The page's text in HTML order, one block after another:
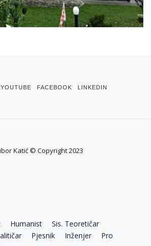
YOUTUBE FACEBOOK LINKEDIN
Katić © Copyright 2023
Humanist
Sis. Teoretičar
Pjesnik Inženjer
Pro